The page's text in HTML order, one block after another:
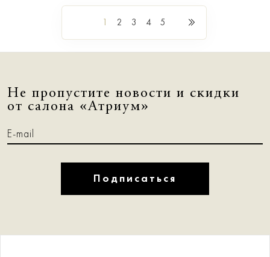
1 2 3 4 5
Не пропустите новости и скидки
от салона «Атриум»
Подписаться